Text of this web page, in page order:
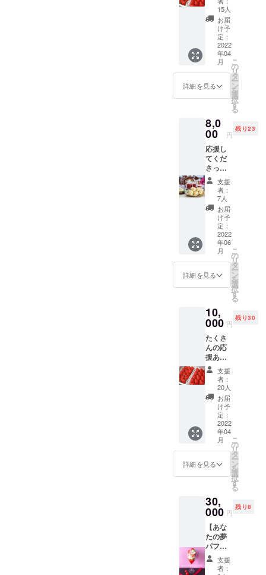
ます。
(当日使
用可) ※
チケッ
トは発
行から1
年間有
効 ※テ
イクア
使用い
ただけ
ます。
おつり
はでま
せん。
※1品が
1000円
以上の
商品は
差額に
て購入
してい
ただけ
ます。
※いちご
がない
場合
の商品
のみと
なりま
す。
カード
(有効期
限:発行
日から5
年) ・ポ
スト
カード
にて感
謝の気
メッ
セージ
を送ら
せてい
ただき
ます。
※2022
年7月か
らホー
ルケー
キのご
予約・
販売を
開始い
たしま
す。 ※
当店に
け取り
で3000
の商品
に限り
ます。
※1日1回
1台に限
り有効
ます。
ご好評
のため
リター
ンを追
加しま
した。
最初に
購入い
ただい
た方と
けるた
め、こ
ちらは
少し小
ぶりな
ものと
なりま
す。(量
は変わ
りませ
承くだ
さい。
応援し
てくだ
さった
皆様に
完熟い
ちご 2
パッ
ク
(クール
便発
送 送
料込) ・
ポスト
カード
にて心
をこめ
たお礼
のメッ
セージ
をいち
ごと一
きま
す。 ※4
月より
順次発
送 ※い
ちごが
動かな
いよう
15人
お届
け予
定：
2022
年04
月
詳細を見る
こ
の
リ
タ
ー
ン
を
選
択
す
る
8,0
00 円
残り23
応援し
てくだ
さった
皆様に
・ス
コーン
などの
焼き菓
子詰め
合わ
せ 10
個入り
・化学
農薬不
使用の
いちご
たいち
ごジャ
ム 1個
・ポス
トカー
ドにて
心を込
めたお
礼の
メッ
セージ
※送料込
み ※6月
以降順
次発送
※写真は
イメー
支援
者：
7人
お届
け予
定：
2022
年06
月
詳細を見る
こ
の
リ
タ
ー
ン
を
選
択
す
る
10,
000 円
残り30
たくさ
んの応
援あり
がとう
ござい
ます。
ご好評
のため
リター
ンを追
加しま
した。
最初に
購入い
ただい
た方と
けるた
め、こ
ちらは
少し小
ぶりな
ものと
なりま
す。(量
支援
者：
20人
お届
け予
定：
2022
年04
月
詳細を見る
こ
の
リ
タ
ー
ン
を
選
択
す
る
30,
000 円
残り8
【あな
たの夢
パフェ
をお作
りしま
支援
者：